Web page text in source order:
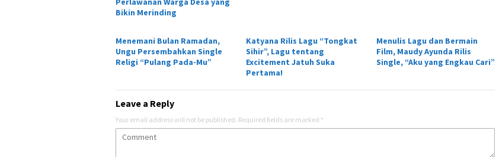
Bikin Merinding
Menemani Bulan Ramadan,
Ungu Persembahkan Single
Religi “Pulang Pada-Mu”
Katyana Rilis Lagu “Tongkat
Sihir”, Lagu tentang
Excitement Jatuh Suka
Pertama!
Menulis Lagu dan Bermain
Film, Maudy Ayunda Rilis
Single, “Aku yang Engkau Cari”
Leave a Reply
Your email address will not be published. Required fields are marked *